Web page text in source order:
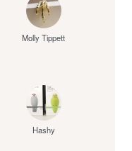
Molly Tippett
Hashy